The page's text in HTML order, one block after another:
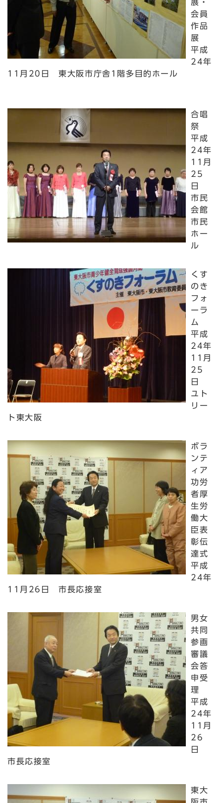
展・
会員
作品
展
平成
24年
11月20日 東大阪市庁舎1階多目的ホール
合唱
祭
平成
24年
11月
25
日
市民
会館
市民
ホー
ル
くす
のき
フォ
ーラ
ム
平成
24年
11月
25
日
ユト
リー
ト東大阪
ボラ
ンテ
ィア
功労
者厚
生労
働大
臣表
彰伝
達式
平成
24年
11月26日 市長応接室
男女
共同
参画
審議
会答
申受
理
平成
24年
11月
26
日
市長応接室
東大